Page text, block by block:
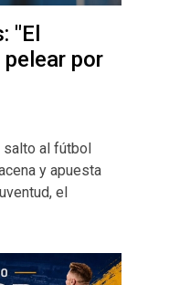
"El
por
salto al fútbol
y apuesta
el